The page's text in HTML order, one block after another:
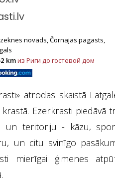
novads, Čornajas pagasts,
kmиз Риги до гостевой дом
atrodas skaistā
krastā. Ezerkrasti piedāvā
un teritoriju - kāzu,
un citu svinīgo
mierīgai ģimenes